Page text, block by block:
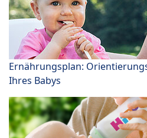
Ernährungsplan:
Ihres Babys